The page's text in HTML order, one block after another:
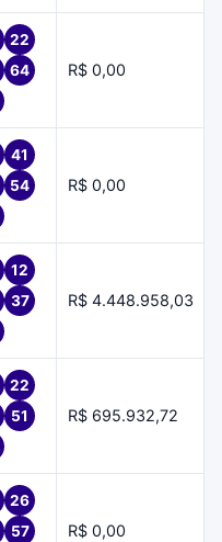
22
64
R$ 0,00
41
54
R$ 0,00
12
37
R$ 4.448.958,03
22
51
R$ 695.932,72
26
57
R$ 0,00